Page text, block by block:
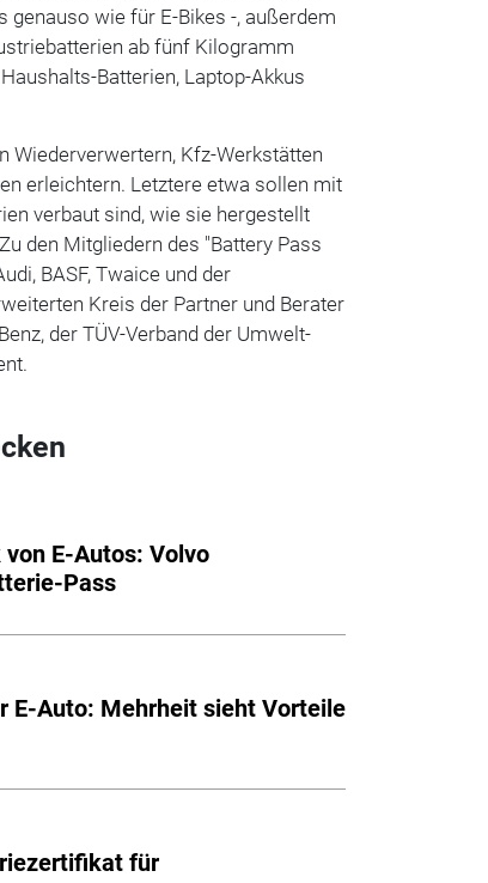
wie für E-Bikes -, außerdem
ab fünf Kilogramm
Batterien, Laptop-Akkus
Wiederverwertern, Kfz-Werkstätten
erleichtern. Letztere etwa sollen mit
verbaut sind, wie sie hergestellt
den Mitgliedern des "Battery Pass
BASF, Twaice und der
Kreis der Partner und Berater
der TÜV-Verband der Umwelt-
E-Autos: Volvo
Pass
E-Auto: Mehrheit sieht Vorteile
für